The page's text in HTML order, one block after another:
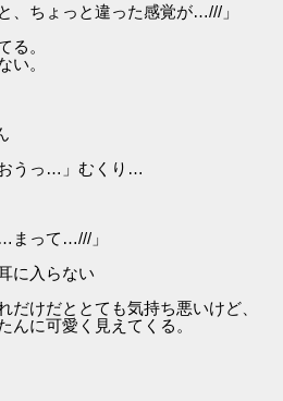
、ちょっと違った感覚が…///」
る。
い。
うっ…」むくり…
まって…///」
に入らない
けだととても気持ち悪いけど、
んに可愛く見えてくる。